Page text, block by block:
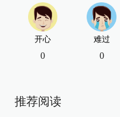
开心
0
难过
0
推荐阅读